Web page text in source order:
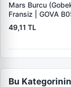
Mars Burcu
Fransiz | GOVA
49,11 TL
Bu